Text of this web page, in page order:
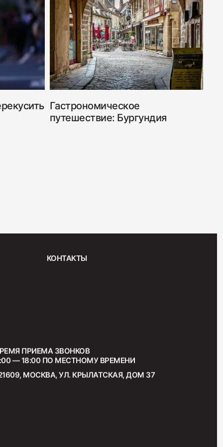
Смок"
Гастрономическое
путешествие: Бургундия
КОНТАКТЫ
ПРИЕМА ЗВОНКОВ
— 18:00 ПО МЕСТНОМУ ВРЕМЕНИ
МОСКВА, УЛ. КРЫЛАТСКАЯ, ДОМ 37